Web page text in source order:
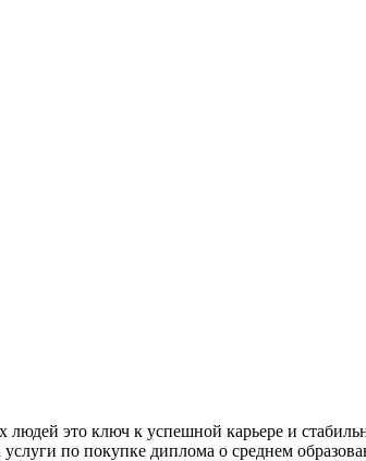
это ключ к успешной карьере и
по покупке диплома о среднем